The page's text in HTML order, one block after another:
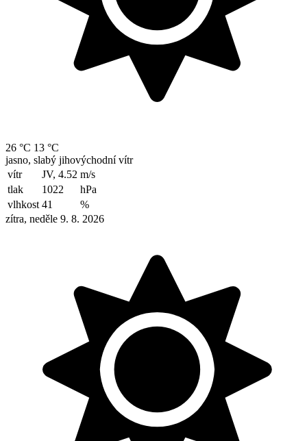
26 °C 13 °C
jasno, slabý jihovýchodní vítr
vítr
JV, 4.52 m/s
tlak
1022
hPa
vlhkost 41
%
zítra, neděle 9. 8. 2026